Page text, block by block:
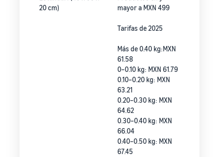
20 cm)
mayor a MXN 499
Tarifas de 2025
Más de 0.40 kg:MXN
61.58
0–0.10 kg: MXN 61.79
0.10–0.20 kg: MXN
63.21
0.20–0.30 kg: MXN
64.62
0.30–0.40 kg: MXN
66.04
0.40–0.50 kg: MXN
67.45